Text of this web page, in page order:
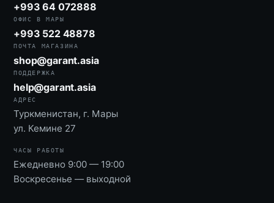
+993 64 072888
ОФИС В МАРЫ
+993 522 48878
ПОЧТА МАГАЗИНА
shop@garant.asia
ПОДДЕРЖКА
help@garant.asia
АДРЕС
Туркменистан, г. Мары
ул. Кемине 27
ЧАСЫ РАБОТЫ
Ежедневно 9:00 — 19:00
Воскресенье — выходной